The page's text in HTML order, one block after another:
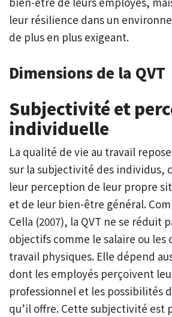
leur résilience dans un
de plus en plus exigeant.
Dimensions de la QVT
Subjectivité et
individuelle
La qualité de vie au travail
sur la subjectivité des individus,
leur perception de leur propre
et de leur bien-être général.
Cella (2007), la QVT ne se réduit
objectifs comme le salaire ou les
travail physiques. Elle dépend
dont les employés perçoivent
professionnel et les possibilités
qu’il offre. Cette subjectivité est